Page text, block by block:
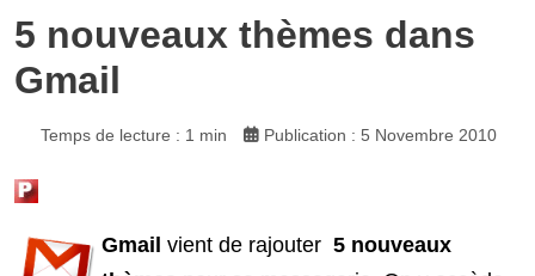
5 nouveaux thèmes dans
Gmail
Temps de lecture : 1 min Publication : 5 Novembre 2010
Gmail vient de rajouter 5 nouveaux